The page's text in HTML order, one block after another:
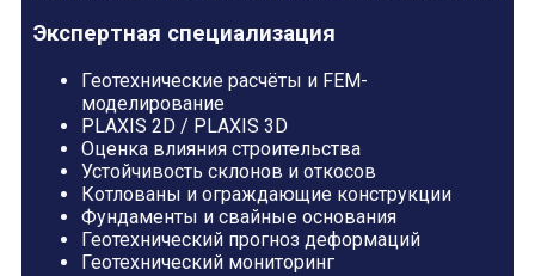
Экспертная специализация
Геотехнические расчёты и FEM-
моделирование
PLAXIS 2D / PLAXIS 3D
Оценка влияния строительства
Устойчивость склонов и откосов
Котлованы и ограждающие конструкции
Фундаменты и свайные основания
Геотехнический прогноз деформаций
Геотехнический мониторинг